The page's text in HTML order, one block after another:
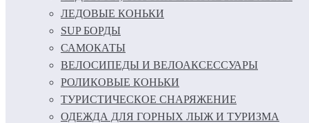
ЛЕДОВЫЕ КОНЬКИ
SUP БОРДЫ
САМОКАТЫ
ВЕЛОСИПЕДЫ И ВЕЛОАКСЕССУАРЫ
РОЛИКОВЫЕ КОНЬКИ
ТУРИСТИЧЕСКОЕ СНАРЯЖЕНИЕ
ОДЕЖДА ДЛЯ ГОРНЫХ ЛЫЖ И ТУРИЗМА